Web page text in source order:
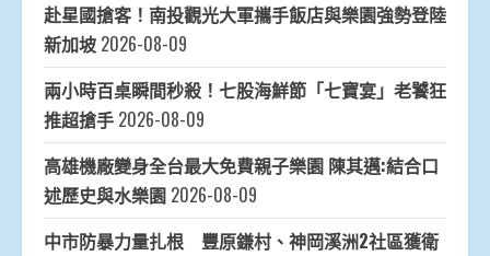
赴星國搶客！南投觀光大軍攜手飯店與樂園強勢登陸
新加坡 2026-08-09
兩小時百桌瞬間秒殺！七股海鮮節「七寶宴」老饕狂
推超搶手 2026-08-09
高雄機廠變身全台最大免費親子樂園 陳其邁:結合口
述歷史與水樂園 2026-08-09
中市防暴力量扎根 豐原鎌村、神岡溪洲2社區獲衛